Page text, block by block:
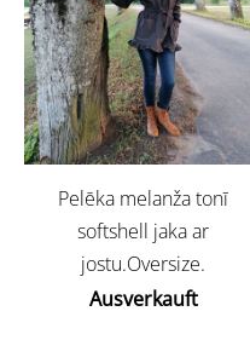
Pelēka melanža tonī
softshell jaka ar
jostu.Oversize.
Ausverkauft